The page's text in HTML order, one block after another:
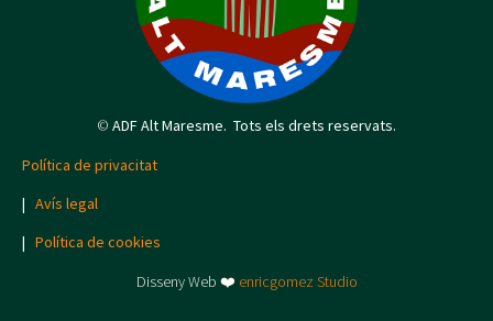
© ADF Alt Maresme. Tots els drets reservats.
Política de privacitat
| Avís legal
| Política de cookies
Disseny Web ❤️ enricgomez Studio